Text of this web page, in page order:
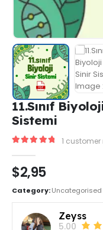
11.Sınıf
Sistemi
1 customer
$2,95
Category:Uncategorised
Zeyss
5.00